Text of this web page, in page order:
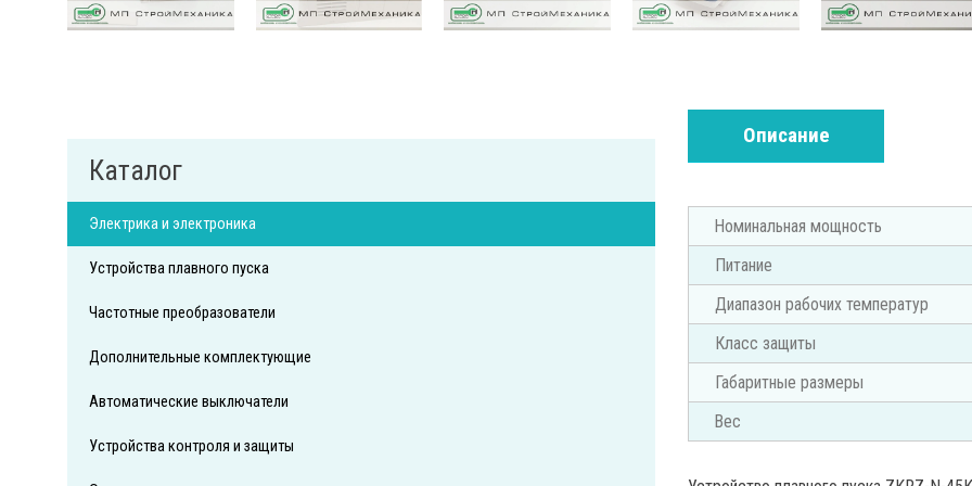
Каталог
Электрика и электроника
Устройства плавного пуска
Частотные преобразователи
Дополнительные комплектующие
Автоматические выключатели
Устройства контроля и защиты
Описание
Номинальная мощность
Питание
Диапазон рабочих температур
Класс защиты
Габаритные размеры
Вес